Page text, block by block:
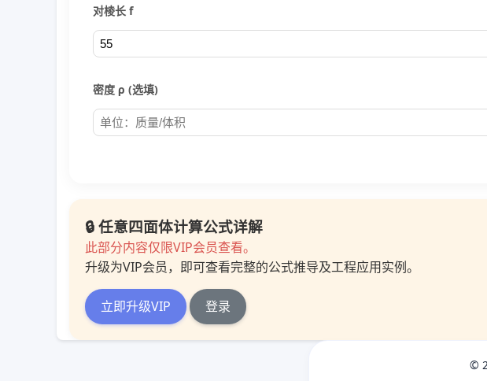
对棱长 f
密度 ρ (选填)
🔒 任意四面体计算公式详解
此部分内容仅限VIP会员查看。
升级为VIP会员，即可查看完整的公式推导及工程应用实例。
立即升级VIP 登录
©